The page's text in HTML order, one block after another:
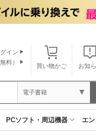
買い物かご お知
イン
料）
電子書籍
PCソフト・周辺機器 エ